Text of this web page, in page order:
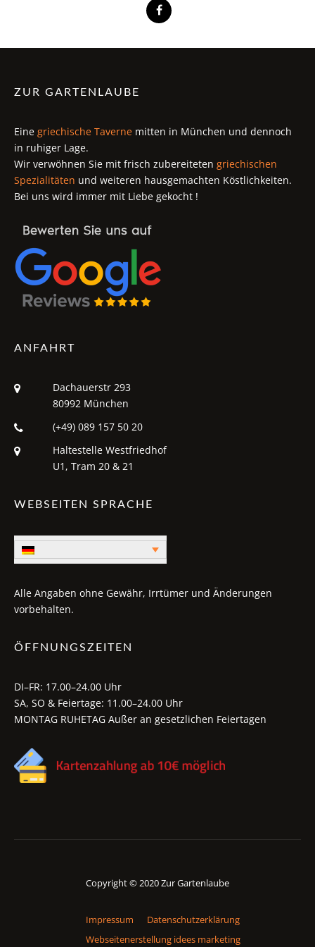
ZUR GARTENLAUBE
Eine griechische Taverne mitten in München und dennoch
in ruhiger Lage.
Wir verwöhnen Sie mit frisch zubereiteten griechischen
Spezialitäten und weiteren hausgemachten Köstlichkeiten.
Bei uns wird immer mit Liebe gekocht !
ANFAHRT
Dachauerstr 293
80992 München
(+49) 089 157 50 20
Haltestelle Westfriedhof
U1, Tram 20 & 21
WEBSEITEN SPRACHE
Alle Angaben ohne Gewähr, Irrtümer und Änderungen
vorbehalten.
ÖFFNUNGSZEITEN
DI–FR: 17.00–24.00 Uhr
SA, SO & Feiertage: 11.00–24.00 Uhr
MONTAG RUHETAG Außer an gesetzlichen Feiertagen
Copyright © 2020 Zur Gartenlaube
Impressum
Datenschutzerklärung
Webseitenerstellung idees marketing